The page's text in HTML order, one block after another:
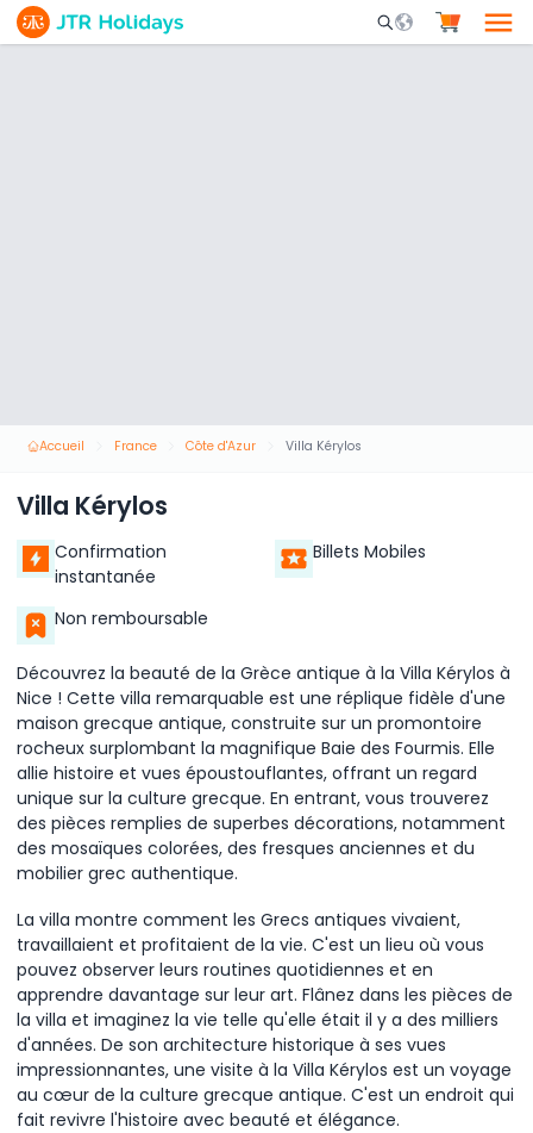
Mobile Search
Accueil France Côte d'Azur Villa Kérylos
Villa Kérylos
Confirmation
instantanée
Billets Mobiles
Non remboursable
Découvrez la beauté de la Grèce antique à la Villa Kérylos à
Nice ! Cette villa remarquable est une réplique fidèle d'une
maison grecque antique, construite sur un promontoire
rocheux surplombant la magnifique Baie des Fourmis. Elle
allie histoire et vues époustouflantes, offrant un regard
unique sur la culture grecque. En entrant, vous trouverez
des pièces remplies de superbes décorations, notamment
des mosaïques colorées, des fresques anciennes et du
mobilier grec authentique.
La villa montre comment les Grecs antiques vivaient,
travaillaient et profitaient de la vie. C'est un lieu où vous
pouvez observer leurs routines quotidiennes et en
apprendre davantage sur leur art. Flânez dans les pièces de
la villa et imaginez la vie telle qu'elle était il y a des milliers
d'années. De son architecture historique à ses vues
impressionnantes, une visite à la Villa Kérylos est un voyage
au cœur de la culture grecque antique. C'est un endroit qui
fait revivre l'histoire avec beauté et élégance.